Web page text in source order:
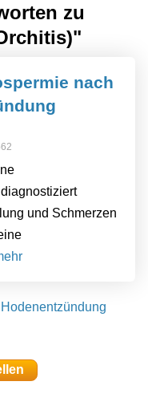
zu
nach
und Schmerzen
Hodenentzündung